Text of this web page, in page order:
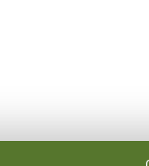
Tip de